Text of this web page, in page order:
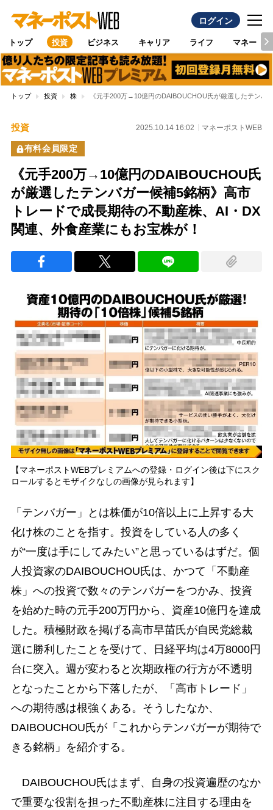
ログイン
トップ 投資 ビジネス キャリア ライフ マネー
トップ 投資 株 《元手200万→10億円のDAIBOUCHOU氏が厳選したテンバ
投資 2025.10.14 16:02 マネーポストWEB
有料会員限定
《元手200万→10億円のDAIBOUCHOU氏
が厳選したテンバガー候補5銘柄》高市
トレードで成長期待の不動産株、AI・DX
関連、外食産業にもお宝株が！
【マネーポストWEBプレミアムへの登録・ログイン後は下にスク
ロールするとモザイクなしの画像が見られます】
「テンバガー」とは株価が10倍以上に上昇する大
化け株のことを指す。投資をしている人の多く
が“一度は手にしてみたい”と思っているはずだ。個
人投資家のDAIBOUCHOU氏は、かつて「不動産
株」への投資で数々のテンバガーをつかみ、投資
を始めた時の元手200万円から、資産10億円を達成
した。積極財政を掲げる高市早苗氏が自民党総裁
選に勝利したことを受けて、日経平均は4万8000円
台に突入。週が変わると次期政権の行方が不透明
となったことから下落したが、「高市トレード」
への期待感は根強くある。そうしたなか、
DAIBOUCHOU氏が「これからテンバガーが期待で
きる銘柄」を紹介する。
DAIBOUCHOU氏はまず、自身の投資遍歴のなか
で重要な役割を担った不動産株に注目する理由を